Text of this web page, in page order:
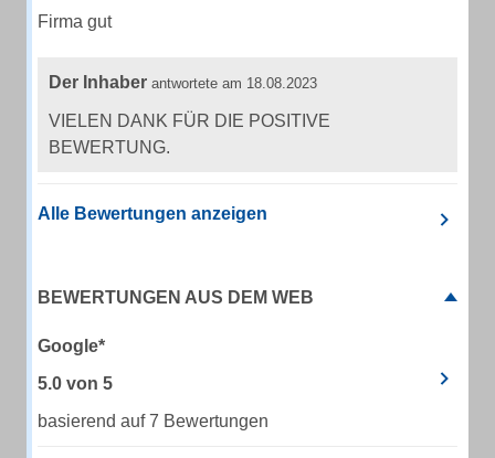
Firma gut
Der Inhaber antwortete am 18.08.2023
VIELEN DANK FÜR DIE POSITIVE
BEWERTUNG.
Alle Bewertungen anzeigen
BEWERTUNGEN AUS DEM WEB
Google*
5.0 von 5
basierend auf 7 Bewertungen